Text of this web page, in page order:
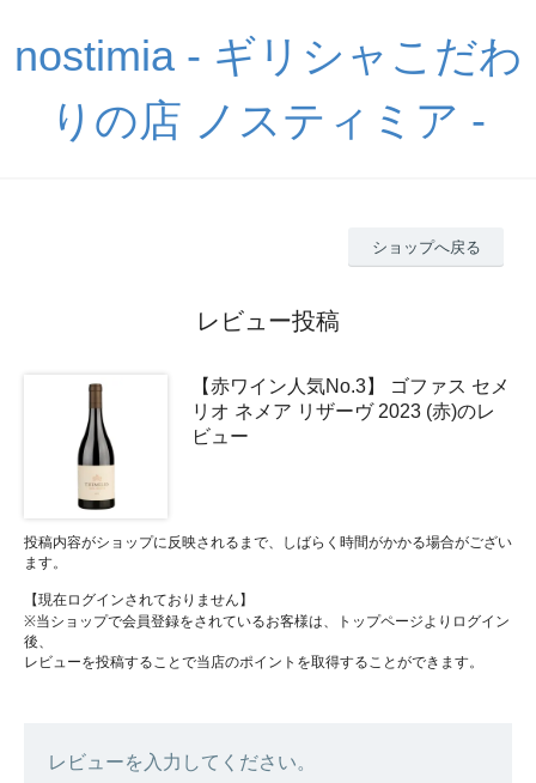
nostimia - ギリシャこだわ
りの店 ノスティミア -
ショップへ戻る
レビュー投稿
【赤ワイン人気No.3】 ゴファス セメ
リオ ネメア リザーヴ 2023 (赤)のレ
ビュー
投稿内容がショップに反映されるまで、しばらく時間がかかる場合がござい
ます。
【現在ログインされておりません】
※当ショップで会員登録をされているお客様は、トップページよりログイン
後、
レビューを投稿することで当店のポイントを取得することができます。
レビューを入力してください。